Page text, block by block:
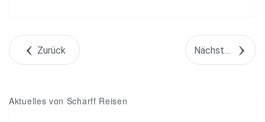
+1Zurück
Aktuelles von Scharff Reisen